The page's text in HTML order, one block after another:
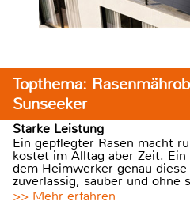
Topthema:
Sunseeker
Starke Leistung
Ein gepflegter Rasen macht
kostet im Alltag aber Zeit.
dem Heimwerker genau
zuverlässig, sauber und ohne
>> Mehr erfahren